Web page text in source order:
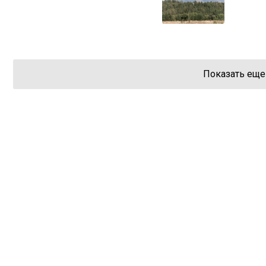
Показать